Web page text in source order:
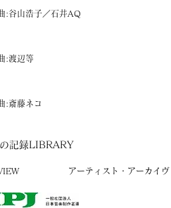
:谷山浩子／石井AQ
:渡辺等
:斎藤ネコ
記録LIBRARY
アーティスト・アーカイヴ